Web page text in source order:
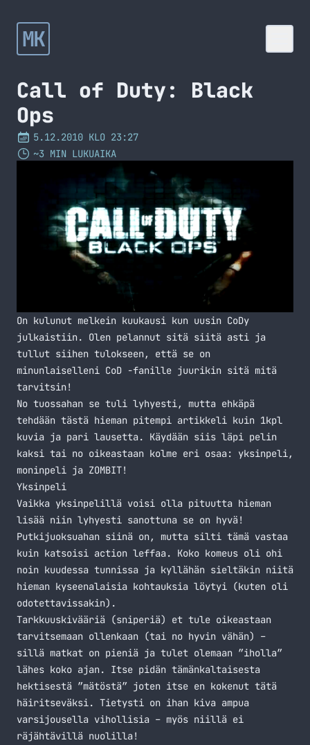
MK
Call of Duty: Black
Ops
5.12.2010 KLO 23:27
~3 MIN LUKUAIKA
On kulunut melkein kuukausi kun uusin CoDy
julkaistiin. Olen pelannut sitä siitä asti ja
tullut siihen tulokseen, että se on
minunlaiselleni CoD -fanille juurikin sitä mitä
tarvitsin!
No tuossahan se tuli lyhyesti, mutta ehkäpä
tehdään tästä hieman pitempi artikkeli kuin 1kpl
kuvia ja pari lausetta. Käydään siis läpi pelin
kaksi tai no oikeastaan kolme eri osaa: yksinpeli,
moninpeli ja ZOMBIT!
Yksinpeli
Vaikka yksinpelillä voisi olla pituutta hieman
lisää niin lyhyesti sanottuna se on hyvä!
Putkijuoksuahan siinä on, mutta silti tämä vastaa
kuin katsoisi action leffaa. Koko komeus oli ohi
noin kuudessa tunnissa ja kyllähän sieltäkin niitä
hieman kyseenalaisia kohtauksia löytyi (kuten oli
odotettavissakin).
Tarkkuuskivääriä (sniperiä) et tule oikeastaan
tarvitsemaan ollenkaan (tai no hyvin vähän) –
sillä matkat on pieniä ja tulet olemaan ”iholla”
lähes koko ajan. Itse pidän tämänkaltaisesta
hektisestä ”mätöstä” joten itse en kokenut tätä
häiritseväksi. Tietysti on ihan kiva ampua
varsijousella vihollisia – myös niillä ei
räjähtävillä nuolilla!